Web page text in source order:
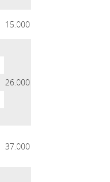
15.000
26.000
37.000